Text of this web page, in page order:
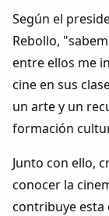
Según el
Rebollo,
entre ellos me
cine en sus
un arte y un
formación
Junto con ello,
conocer la
contribuye esta